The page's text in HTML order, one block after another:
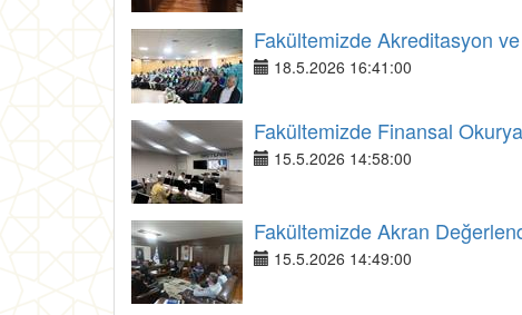
Fakültemizde Akreditasyon
18.5.2026 16:41:00
Fakültemizde Finansal
15.5.2026 14:58:00
Fakültemizde Akran
15.5.2026 14:49:00